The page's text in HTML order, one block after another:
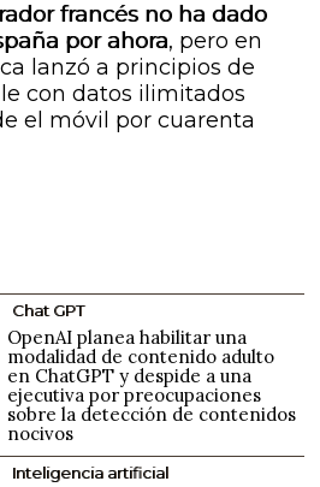
francés no ha dado
por ahora, pero en
lanzó a principios de
con datos ilimitados
el móvil por cuarenta
Chat GPT
OpenAI planea habilitar una
modalidad de contenido adulto
en ChatGPT y despide a una
ejecutiva por preocupaciones
sobre la detección de contenidos
nocivos
Inteligencia artificial